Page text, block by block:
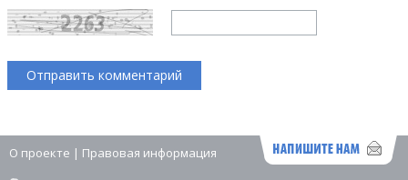
О проекте | Правовая информация